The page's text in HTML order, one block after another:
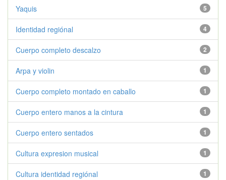
5
Yaquis
4
Identidad regiónal
2
Cuerpo completo descalzo
1
Arpa y violin
1
Cuerpo completo montado en caballo
1
Cuerpo entero manos a la cintura
1
Cuerpo entero sentados
1
Cultura expresion musical
1
Cultura identidad regiónal